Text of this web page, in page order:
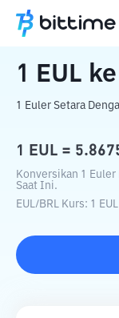
Beranda
1 EUL ke
1 Euler Setara
1 EUL =
Konversikan 1
Saat Ini.
EUL/BRL Kurs: 1 EUL